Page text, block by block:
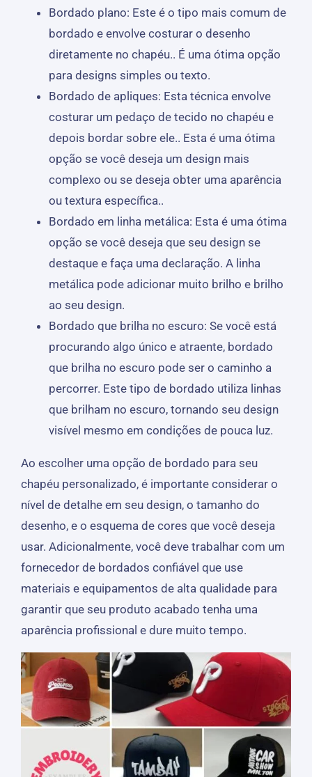
Bordado plano: Este é o tipo mais comum de
bordado e envolve costurar o desenho
diretamente no chapéu.. É uma ótima opção
para designs simples ou texto.
Bordado de apliques: Esta técnica envolve
costurar um pedaço de tecido no chapéu e
depois bordar sobre ele.. Esta é uma ótima
opção se você deseja um design mais
complexo ou se deseja obter uma aparência
ou textura específica..
Bordado em linha metálica: Esta é uma ótima
opção se você deseja que seu design se
destaque e faça uma declaração. A linha
metálica pode adicionar muito brilho e brilho
ao seu design.
Bordado que brilha no escuro: Se você está
procurando algo único e atraente, bordado
que brilha no escuro pode ser o caminho a
percorrer. Este tipo de bordado utiliza linhas
que brilham no escuro, tornando seu design
visível mesmo em condições de pouca luz.
Ao escolher uma opção de bordado para seu
chapéu personalizado, é importante considerar o
nível de detalhe em seu design, o tamanho do
desenho, e o esquema de cores que você deseja
usar. Adicionalmente, você deve trabalhar com um
fornecedor de bordados confiável que use
materiais e equipamentos de alta qualidade para
garantir que seu produto acabado tenha uma
aparência profissional e dure muito tempo.